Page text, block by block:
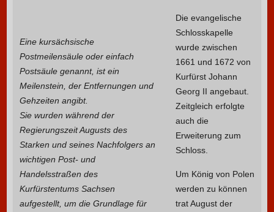
Eine kursächsische
Postmeilensäule oder einfach
Postsäule genannt, ist ein
Meilenstein, der Entfernungen und
Gehzeiten angibt.
Sie wurden während der
Regierungszeit Augusts des
Starken und seines Nachfolgers an
wichtigen Post- und
Handelsstraßen des
Kurfürstentums Sachsen
aufgestellt, um die Grundlage für
Die evangelische
Schlosskapelle
wurde zwischen
1661 und 1672 von
Kurfürst Johann
Georg II angebaut.
Zeitgleich erfolgte
auch die
Erweiterung zum
Schloss.
Um König von Polen
werden zu können
trat August der